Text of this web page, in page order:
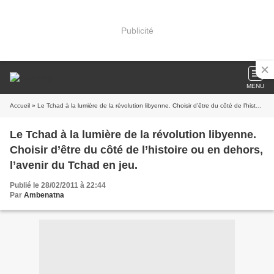
Publicité
MENU
Accueil » Le Tchad à la lumière de la révolution libyenne. Choisir d’être du côté de l’histoire ou en dehors, l’avenir du Tchad en jeu.
Le Tchad à la lumière de la révolution libyenne.
Choisir d’être du côté de l’histoire ou en dehors,
l’avenir du Tchad en jeu.
Publié le 28/02/2011 à 22:44
Par Ambenatna